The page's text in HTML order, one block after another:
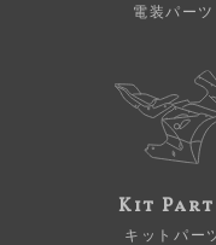
電装パーツ
Kit
キットパー